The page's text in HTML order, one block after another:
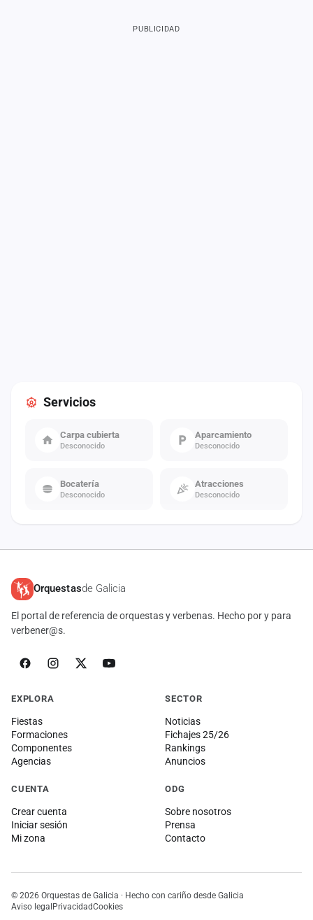
Servicios
Carpa cubierta
Desconocido
Aparcamiento
Desconocido
Bocatería
Desconocido
Atracciones
Desconocido
PUBLICIDAD
Orquestasde Galicia
El portal de referencia de orquestas y verbenas. Hecho por y para
verbener@s.
EXPLORA
Fiestas
Formaciones
Componentes
Agencias
SECTOR
Noticias
Fichajes 25/26
Rankings
Anuncios
CUENTA
Crear cuenta
Iniciar sesión
Mi zona
ODG
Sobre nosotros
Prensa
Contacto
© 2026 Orquestas de Galicia · Hecho con cariño desde Galicia
Aviso legalPrivacidadCookies